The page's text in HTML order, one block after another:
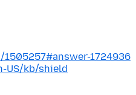
1724936
US/kb/shield